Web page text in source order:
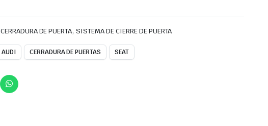
CERRADURA DE PUERTA, SISTEMA DE CIERRE DE PUERTA
AUDI CERRADURA DE PUERTAS SEAT